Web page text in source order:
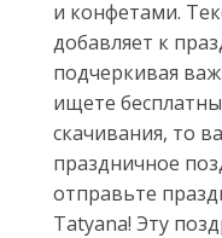
и конфетами.
добавляет к
подчеркивая
ищете
скачивания, то
праздничное
отправьте
Tatyana! Эту